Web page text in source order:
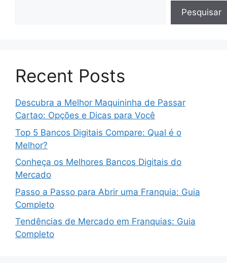
Pesquisar
Recent Posts
Descubra a Melhor Maquininha de Passar
Cartao: Opções e Dicas para Você
Top 5 Bancos Digitais Compare: Qual é o
Melhor?
Conheça os Melhores Bancos Digitais do
Mercado
Passo a Passo para Abrir uma Franquia: Guia
Completo
Tendências de Mercado em Franquias: Guia
Completo